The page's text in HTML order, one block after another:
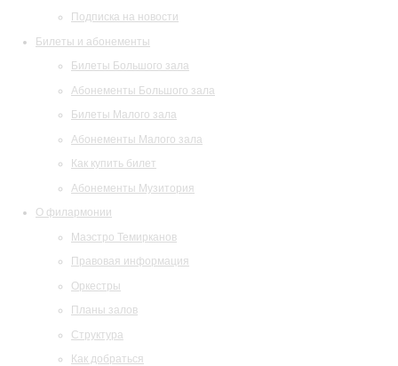
Подписка на новости
Билеты и абонементы
Билеты Большого зала
Абонементы Большого зала
Билеты Малого зала
Абонементы Малого зала
Как купить билет
Абонементы Музитория
О филармонии
Маэстро Темирканов
Правовая информация
Оркестры
Планы залов
Структура
Как добраться